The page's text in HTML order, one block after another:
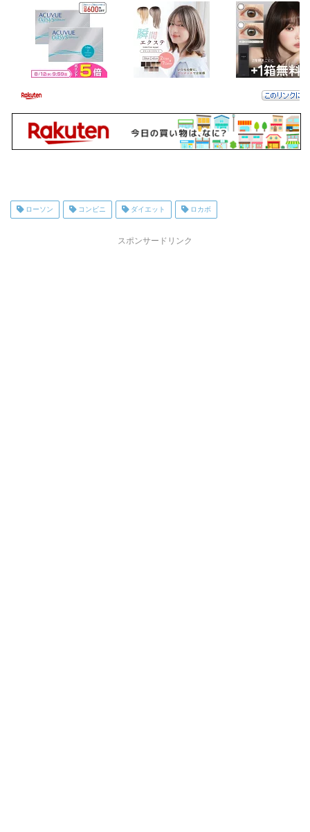
ローソン コンビニ ダイエット ロカボ
スポンサードリンク